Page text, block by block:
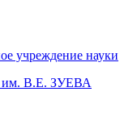
учреждение науки
им. В.Е. ЗУЕВА